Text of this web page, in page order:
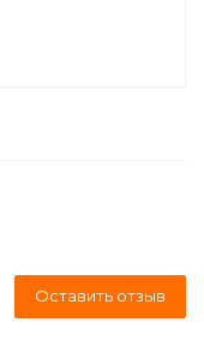
Оставить отзыв